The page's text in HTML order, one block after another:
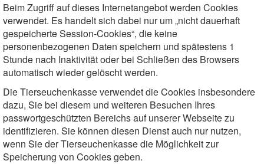
Beim Zugriff auf dieses Internetangebot werden Cookies
verwendet. Es handelt sich dabei nur um „nicht dauerhaft
gespeicherte Session-Cookies“, die keine
personenbezogenen Daten speichern und spätestens 1
Stunde nach Inaktivität oder bei Schließen des Browsers
automatisch wieder gelöscht werden.
Die Tierseuchenkasse verwendet die Cookies insbesondere
dazu, Sie bei diesem und weiteren Besuchen Ihres
passwortgeschützten Bereichs auf unserer Webseite zu
identifizieren. Sie können diesen Dienst auch nur nutzen,
wenn Sie der Tierseuchenkasse die Möglichkeit zur
Speicherung von Cookies geben.